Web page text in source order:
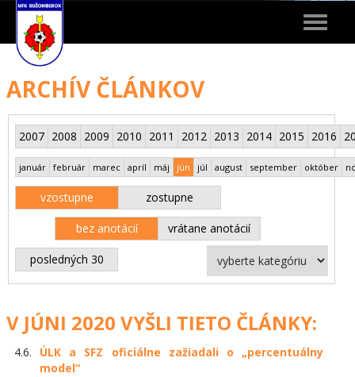
Toggle
ARCHÍV ČLÁNKOV
2007 2008 2009 2010 2011 2012 2013 2014 2015 2016
január február marec apríl máj jún júl august september október
vzostupne zostupne
bez anotácií vrátane anotácií
posledných 30
V JÚNI 2020 VYŠLI TIETO ČLÁNKY:
4.6.
​ÚLK a SFZ oficiálne zažiadali o „percentuálny
model“